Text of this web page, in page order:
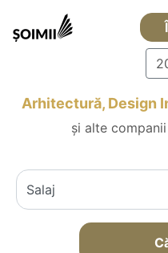
Arhitectură, Design
și alte